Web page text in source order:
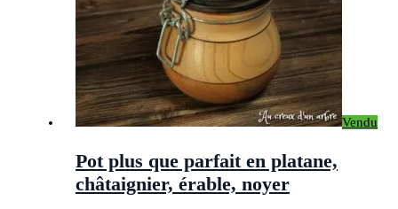
Vendu
Pot plus que parfait en platane,
châtaignier, érable, noyer